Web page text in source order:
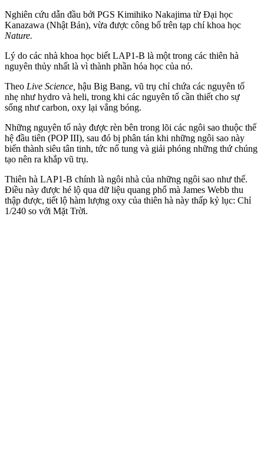
Nghiên cứu dẫn đầu bởi PGS Kimihiko Nakajima từ Đại học
Kanazawa (Nhật Bản), vừa được công bố trên tạp chí khoa học
Nature.
Lý do các nhà khoa học biết LAP1-B là một trong các thiên hà
nguyên thủy nhất là vì thành phần hóa học của nó.
Theo Live Science, hậu Big Bang, vũ trụ chỉ chứa các nguyên tố
nhẹ như hydro và heli, trong khi các nguyên tố cần thiết cho sự
sống như carbon, oxy lại vắng bóng.
Những nguyên tố này được rèn bên trong lõi các ngôi sao thuộc thế
hệ đầu tiên (POP III), sau đó bị phân tán khi những ngôi sao này
biến thành siêu tân tinh, tức nổ tung và giải phóng những thứ chúng
tạo nên ra khắp vũ trụ.
Thiên hà LAP1-B chính là ngôi nhà của những ngôi sao như thế.
Điều này được hé lộ qua dữ liệu quang phổ mà James Webb thu
thập được, tiết lộ hàm lượng oxy của thiên hà này thấp kỷ lục: Chỉ
1/240 so với Mặt Trời.